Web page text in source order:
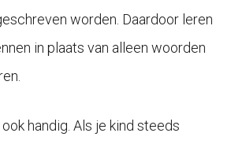
worden. Daardoor leren
in plaats van alleen woorden
handig. Als je kind steeds